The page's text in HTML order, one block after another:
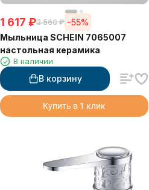
1 617 ₽3 560 ₽ -55%
Мыльница SCHEIN 7065007
настольная керамика
В наличии
В корзину
Купить в 1 клик